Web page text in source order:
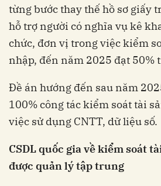
từng bước thay thế hồ sơ giấy
hỗ trợ người có nghĩa vụ kê
chức, đơn vị trong việc kiểm
nhập, đến năm 2025 đạt 50%
Đề án hướng đến sau năm
100% công tác kiểm soát tài
việc sử dụng CNTT, dữ liệu số.
CSDL quốc gia về kiểm soát
được quản lý tập trung